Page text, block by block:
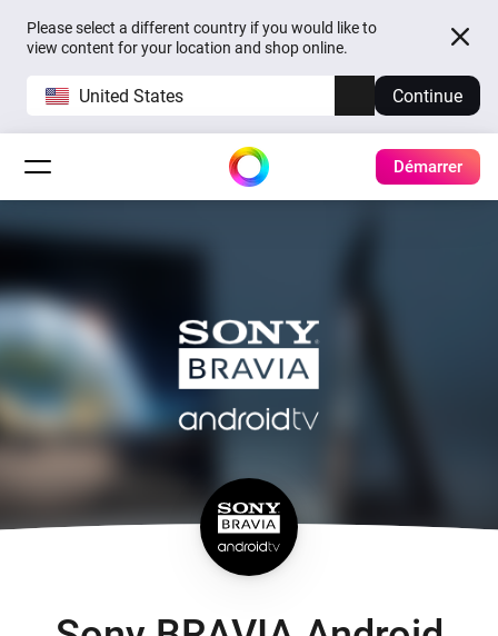
Please select a different country if you would like to
view content for your location and shop online.
United States Continue
Démarrer